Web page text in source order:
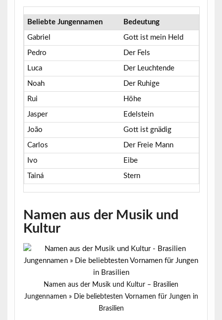
Beliebte Jungennamen Bedeutung
Gabriel Gott ist mein Held
Pedro Der Fels
Luca Der Leuchtende
Noah Der Ruhige
Rui Höhe
Jasper Edelstein
João Gott ist gnädig
Carlos Der Freie Mann
Ivo Eibe
Tainá Stern
Namen aus der Musik und
Kultur
Namen aus der Musik und Kultur – Brasilien
Jungennamen » Die beliebtesten Vornamen für Jungen in
Brasilien